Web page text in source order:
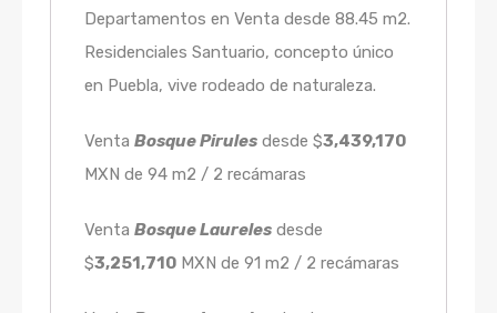
Departamentos en Venta desde 88.45 m2.
Residenciales Santuario, concepto único
en Puebla, vive rodeado de naturaleza.
Venta Bosque Pirules desde $3,439,170
MXN de 94 m2 / 2 recámaras
Venta Bosque Laureles desde
$3,251,710 MXN de 91 m2 / 2 recámaras